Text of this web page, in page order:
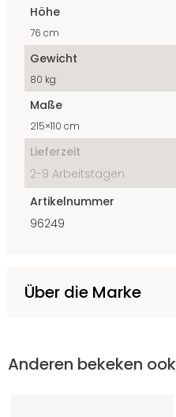
Höhe
76 cm
Gewicht
80 kg
Maße
215×110 cm
Lieferzeit
2-9 Arbeitstagen
Artikelnummer
96249
Über die Marke
Anderen bekeken ook